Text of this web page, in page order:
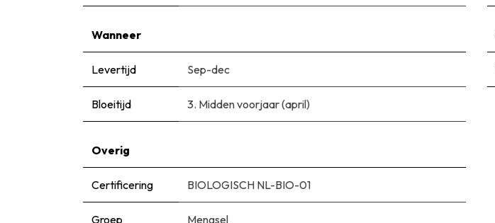
Wanneer
Levertijd Sep-dec
Bloeitijd 3. Midden voorjaar (april)
Overig
Certificering BIOLOGISCH NL-BIO-01
Groep Mengsel